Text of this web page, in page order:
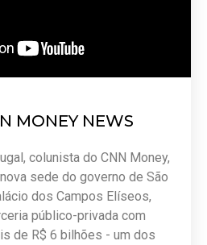
MONEY NEWS
colunista do CNN Money,
sede do governo de São
dos Campos Elíseos,
público-privada com
de R$ 6 bilhões - um dos